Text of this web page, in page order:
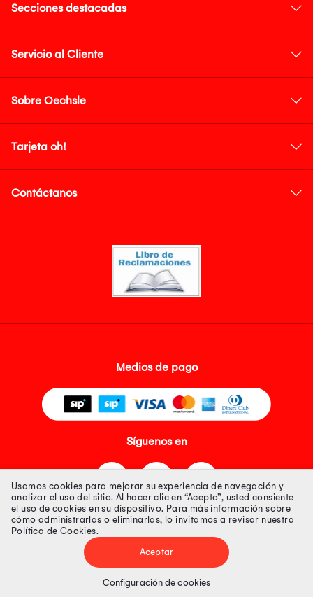
Secciones destacadas
Servicio al Cliente
Sobre Oechsle
Tarjeta oh!
Contáctanos
Medios de pago
Síguenos en
Tienda 100% Segura
Tiendas Peruanas S.A. R.U.C. Nº 20493020618. Todos los derechos
Precios disponibles solo en www.oechsle.pe. Precios online publicados
Usamos cookies para mejorar su experiencia de navegación y
analizar el uso del sitio. Al hacer clic en “Acepto”, usted consiente
el uso de cookies en su dispositivo. Para más información sobre
cómo administrarlas o eliminarlas, lo invitamos a revisar nuestra
Política de Cookies.
Aceptar
Configuración de cookies